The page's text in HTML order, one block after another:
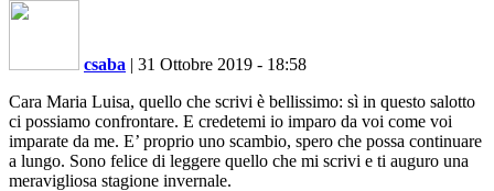
csaba | 31 Ottobre 2019 - 18:58
Cara Maria Luisa, quello che scrivi è bellissimo: sì in questo salotto
ci possiamo confrontare. E credetemi io imparo da voi come voi
imparate da me. E’ proprio uno scambio, spero che possa continuare
a lungo. Sono felice di leggere quello che mi scrivi e ti auguro una
meravigliosa stagione invernale.